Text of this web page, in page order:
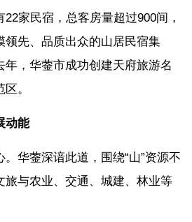
家民宿，总客房量超过900间，
领先、品质出众的山居民宿集
年，华蓥市成功创建天府旅游名
。
动能
华蓥深谙此道，围绕“山”资源不
旅与农业、交通、城建、林业等